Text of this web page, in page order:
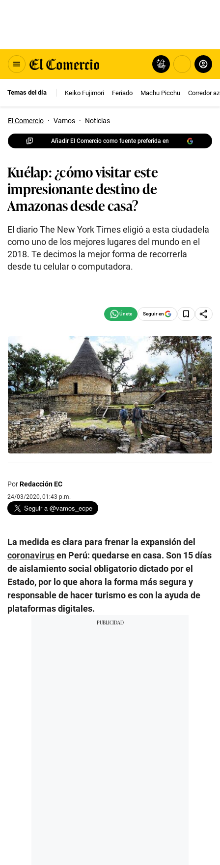
Temas del día Keiko Fujimori Feriado Machu Picchu Corredor
El Comercio · Vamos · Noticias
Añadir El Comercio como fuente preferida en
Kuélap: ¿cómo visitar este
impresionante destino de
Amazonas desde casa?
El diario The New York Times eligió a esta ciudadela
como uno de los mejores lugares del mundo en el
2018. Te decimos la mejor forma de recorrerla
desde tu celular o computadora.
Seguir en
PorRedacción EC
24/03/2020, 01:43 p.m.
La medida es clara para frenar la expansión del
coronavirusen Perú: quedarse en casa. Son 15 días
de aislamiento social obligatorio dictado por el
Estado, por lo que ahora la forma más segura y
responsable de hacer turismo es con la ayuda de
plataformas digitales.